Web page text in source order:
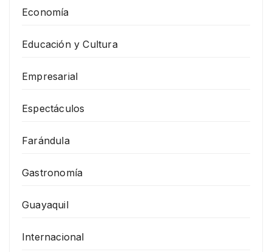
Economía
Educación y Cultura
Empresarial
Espectáculos
Farándula
Gastronomía
Guayaquil
Internacional